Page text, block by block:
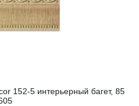
152-5 интерьерный багет, 85